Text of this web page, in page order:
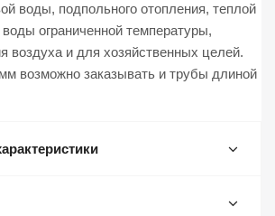
воды, подпольного отопления, теплой
ограниченной температуры,
воздуха и для хозяйственных целей.
возможно заказывать и трубы длиной